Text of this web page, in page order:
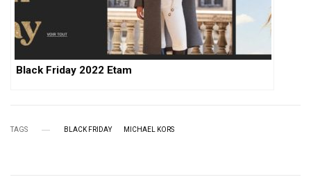
Black Friday 2022 Etam
TAGS BLACK FRIDAY MICHAEL KORS